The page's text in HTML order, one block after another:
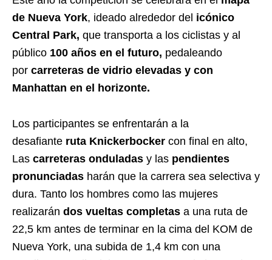
de Nueva York, ideado alrededor del icónico
Central Park, que transporta a los ciclistas y al
público 100 años en el futuro, pedaleando
por carreteras de vidrio elevadas y con
Manhattan en el horizonte.
Los participantes se enfrentarán a la
desafiante ruta Knickerbocker con final en alto,
Las carreteras onduladas y las pendientes
pronunciadas harán que la carrera sea selectiva y
dura. Tanto los hombres como las mujeres
realizarán dos vueltas completas a una ruta de
22,5 km antes de terminar en la cima del KOM de
Nueva York, una subida de 1,4 km con una